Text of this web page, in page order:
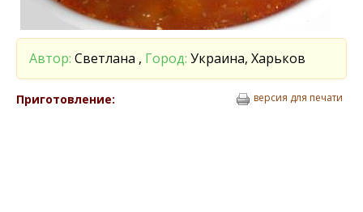
Автор: Светлана , Город: Украина, Харьков
Приготовление: версия для печати